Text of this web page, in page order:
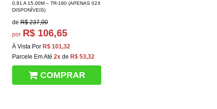
0,91 A 15,00M – TR-180 (APENAS 02X
DISPONÍVEIS)
de R$ 237,00
por R$ 106,65
À Vista Por R$ 101,32
Parcele Em Até 2x de R$ 53,32
COMPRAR